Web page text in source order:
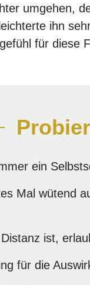
umgehen,
ihn
für diese
ein
Mal wütend
ist,
für die